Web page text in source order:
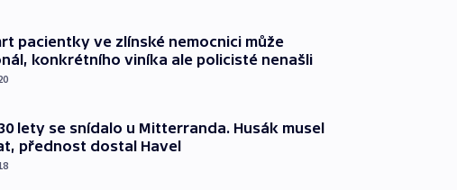
pacientky ve zlínské nemocnici může
konkrétního viníka ale policisté nenašli
lety se snídalo u Mitterranda. Husák musel
přednost dostal Havel